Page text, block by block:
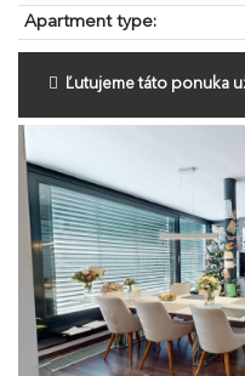
Apartment type:
Ľutujeme táto ponuka